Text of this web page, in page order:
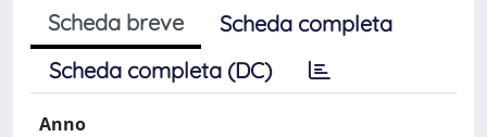
Scheda breve
Scheda completa
Scheda completa (DC)
Anno